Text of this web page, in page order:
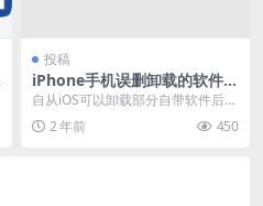
投稿
iPhone手机误删卸载的软件怎
么找回（2个方法教你装回
来）
自从iOS可以卸载部分自带软件后相
信很多人会选择将无用的进行删
除，那么想要重新安...
2 年前 450